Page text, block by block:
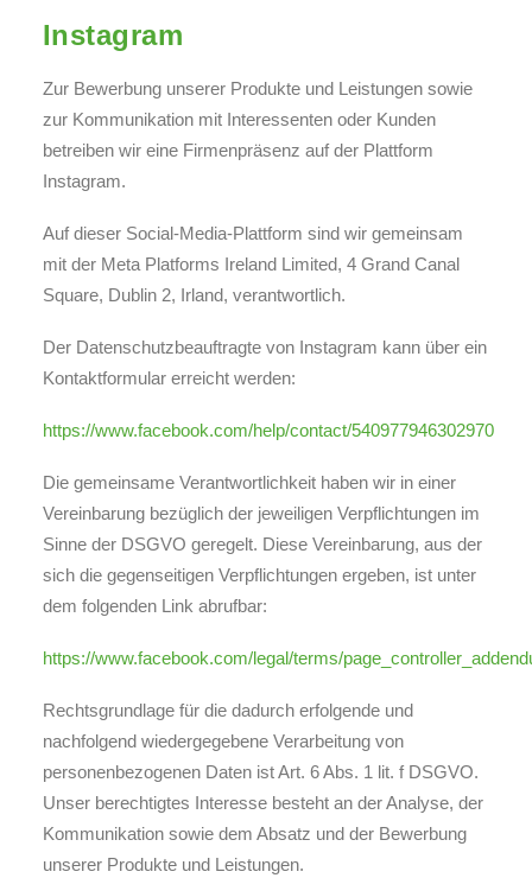
Instagram
Zur Bewerbung unserer Produkte und Leistungen sowie
zur Kommunikation mit Interessenten oder Kunden
betreiben wir eine Firmenpräsenz auf der Plattform
Instagram.
Auf dieser Social-Media-Plattform sind wir gemeinsam
mit der Meta Platforms Ireland Limited, 4 Grand Canal
Square, Dublin 2, Irland, verantwortlich.
Der Datenschutzbeauftragte von Instagram kann über ein
Kontaktformular erreicht werden:
https://www.facebook.com/help/contact/540977946302970
Die gemeinsame Verantwortlichkeit haben wir in einer
Vereinbarung bezüglich der jeweiligen Verpflichtungen im
Sinne der DSGVO geregelt. Diese Vereinbarung, aus der
sich die gegenseitigen Verpflichtungen ergeben, ist unter
dem folgenden Link abrufbar:
https://www.facebook.com/legal/terms/
Rechtsgrundlage für die dadurch erfolgende und
nachfolgend wiedergegebene Verarbeitung von
personenbezogenen Daten ist Art. 6 Abs. 1 lit. f DSGVO.
Unser berechtigtes Interesse besteht an der Analyse, der
Kommunikation sowie dem Absatz und der Bewerbung
unserer Produkte und Leistungen.